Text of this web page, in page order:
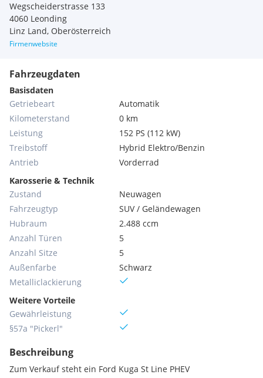
Wegscheiderstrasse 133
4060 Leonding
Linz Land, Oberösterreich
Firmenwebsite
Fahrzeugdaten
Basisdaten
Getriebeart
Automatik
Kilometerstand
0 km
Leistung
152 PS (112 kW)
Treibstoff
Hybrid Elektro/Benzin
Antrieb
Vorderrad
Karosserie & Technik
Zustand
Neuwagen
Fahrzeugtyp
SUV / Geländewagen
Hubraum
2.488 ccm
Anzahl Türen
5
Anzahl Sitze
5
Außenfarbe
Schwarz
Metallic­lackierung
Weitere Vorteile
Gewährleistung
§57a "Pickerl"
Beschreibung
Zum Verkauf steht ein Ford Kuga St Line PHEV